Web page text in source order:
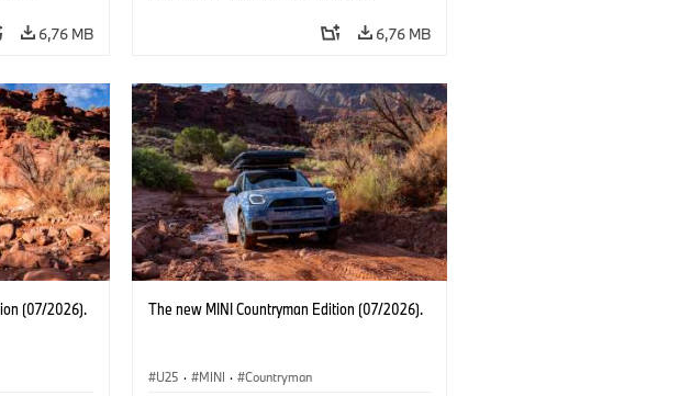
6,76 MB 6,76 MB
(07/2026). The new MINI Countryman Edition (07/2026).
U25 · MINI · Countryman